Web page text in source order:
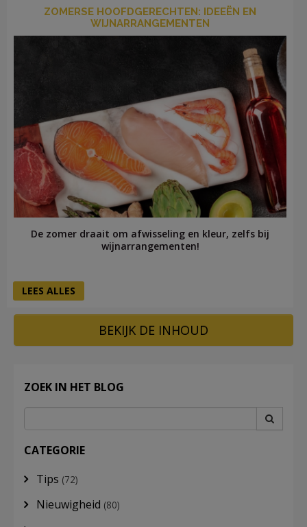
ZOMERSE HOOFDGERECHTEN: IDEEËN EN
WIJNARRANGEMENTEN
De zomer draait om afwisseling en kleur, zelfs bij
wijnarrangementen!
LEES ALLES
BEKIJK DE INHOUD
ZOEK IN HET BLOG
CATEGORIE
Tips (72)
Nieuwigheid (80)